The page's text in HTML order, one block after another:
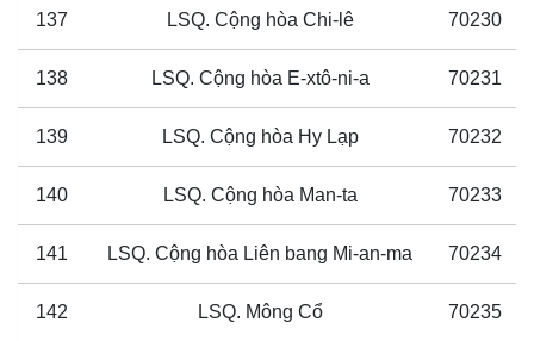
137 LSQ. Cộng hòa Chi-lê 70230
138 LSQ. Cộng hòa E-xtô-ni-a 70231
139 LSQ. Cộng hòa Hy Lạp 70232
140 LSQ. Cộng hòa Man-ta 70233
141 LSQ. Cộng hòa Liên bang Mi-an-ma 70234
142 LSQ. Mông Cổ 70235